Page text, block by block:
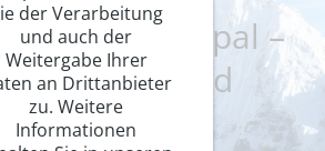
of Nepal –
Service und
der Verarbeitung
und auch der
Weitergabe Ihrer
an Drittanbieter
zu. Weitere
Informationen